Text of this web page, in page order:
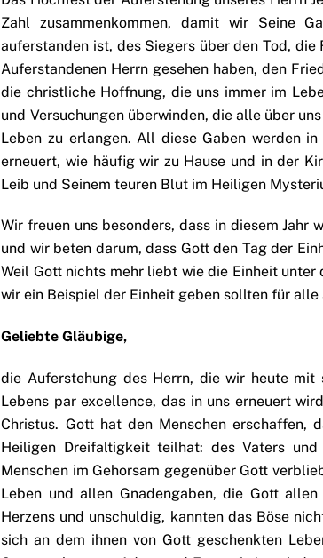
Zahl zusammenkommen, damit wir Seine
auferstanden ist, des Siegers über den Tod,
Auferstandenen Herrn gesehen haben, den
die christliche Hoffnung, die uns immer im
und Versuchungen überwinden, die alle über
Leben zu erlangen. All diese Gaben werden
erneuert, wie häufig wir zu Hause und in der
Leib und Seinem teuren Blut im Heiligen
Wir freuen uns besonders, dass in diesem
und wir beten darum, dass Gott den Tag der
Weil Gott nichts mehr liebt wie die Einheit
wir ein Beispiel der Einheit geben sollten für alle
Geliebte Gläubige,
die Auferstehung des Herrn, die wir heute
Lebens par excellence, das in uns erneuert
Christus. Gott hat den Menschen erschaffen,
Heiligen Dreifaltigkeit teilhat: des Vaters
Menschen im Gehorsam gegenüber Gott
Leben und allen Gnadengaben, die Gott
Herzens und unschuldig, kannten das Böse
sich an dem ihnen von Gott geschenkten